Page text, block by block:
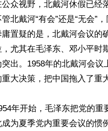
公众视野，北戴河休假已经
北戴河“有会”还是“无会”
庸置疑的是，北戴河会议的
，尤其在毛泽东、邓小平时
突出。1958年的北戴河会议
重大决策，把中国拖入了重
年开始，毛泽东把党的重
成为夏季党内重要会议的惯